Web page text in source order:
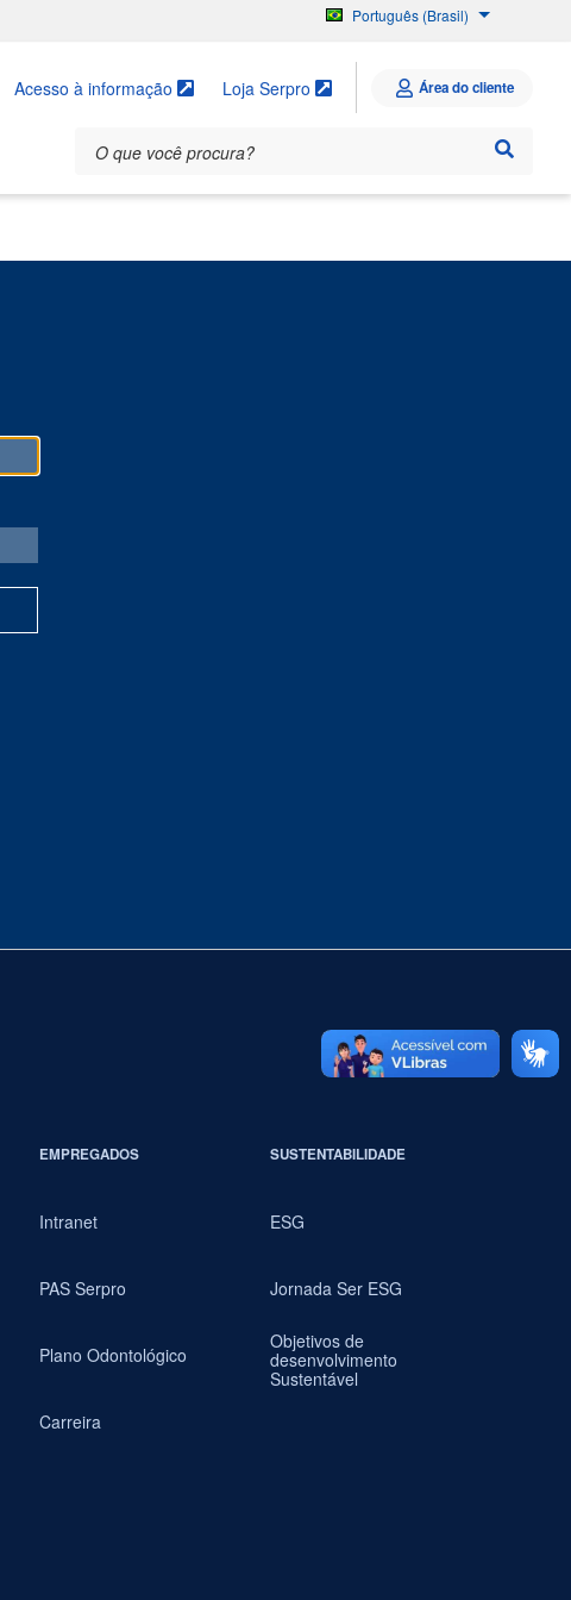
Português (Brasil)
Acesso à informação Loja Serpro Área do cliente
EMPREGADOS
Intranet
PAS Serpro
Plano Odontológico
Carreira
SUSTENTABILIDADE
ESG
Jornada Ser ESG
Objetivos de
desenvolvimento
Sustentável